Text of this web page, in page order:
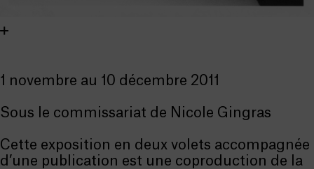
1 novembre au 10 décembre 2011
Sous le commissariat de Nicole Gingras
Cette exposition en deux volets accompagnée
d’une publication est une coproduction de la